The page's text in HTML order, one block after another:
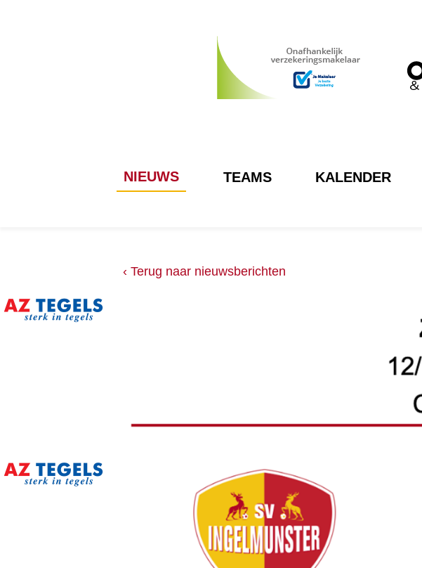
NIEUWS TEAMS KALENDER
‹ Terug naar nieuwsberichten